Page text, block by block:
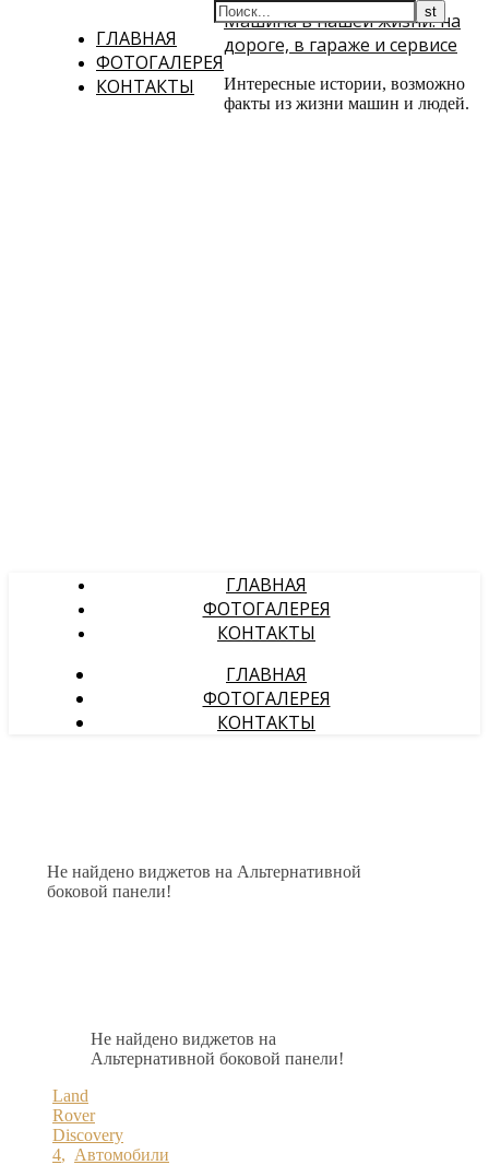
ГЛАВНАЯ
ФОТОГАЛЕРЕЯ
КОНТАКТЫ
Машина в нашей жизни: на
дороге, в гараже и сервисе
Интересные истории, возможно
факты из жизни машин и людей.
ГЛАВНАЯ
ФОТОГАЛЕРЕЯ
КОНТАКТЫ
ГЛАВНАЯ
ФОТОГАЛЕРЕЯ
КОНТАКТЫ
Не найдено виджетов на Альтернативной
боковой панели!
Не найдено виджетов на
Альтернативной боковой панели!
Land
Rover
Discovery
4, Автомобили